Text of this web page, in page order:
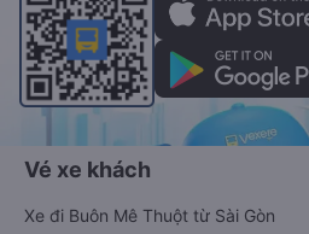
Vé xe khách
Xe đi Buôn Mê Thuột từ Sài Gòn